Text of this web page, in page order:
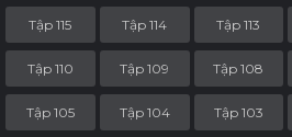
Tập 115 Tập 114 Tập 113
Tập 110 Tập 109 Tập 108
Tập 105 Tập 104 Tập 103